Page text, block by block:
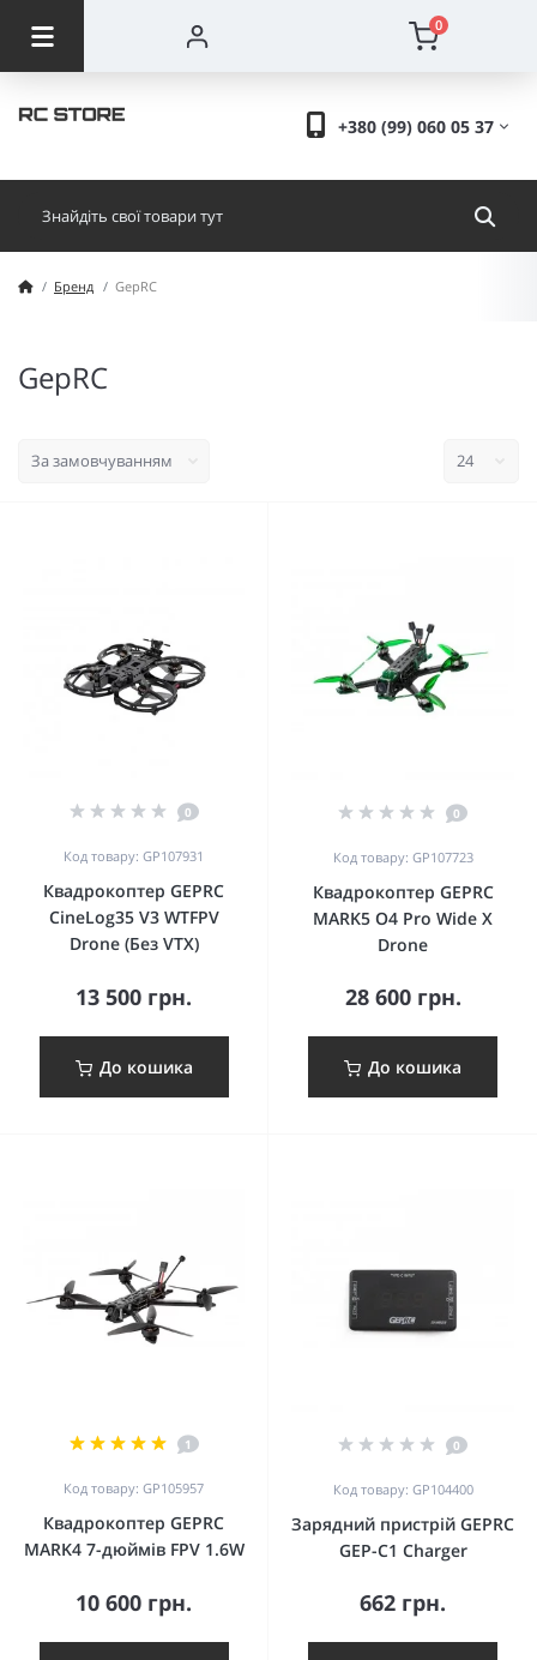
0
+380 (99) 060 05 37
Бренд GepRC
GepRC
0
Код товару: GP107931
Квадрокоптер GEPRC
CineLog35 V3 WTFPV
Drone (Без VTX)
13 500 грн.
До кошика
0
Код товару: GP107723
Квадрокоптер GEPRC
MARK5 O4 Pro Wide X
Drone
28 600 грн.
До кошика
1
Код товару: GP105957
Квадрокоптер GEPRC
MARK4 7-дюймів FPV 1.6W
10 600 грн.
0
Код товару: GP104400
Зарядний пристрій GEPRC
GEP-C1 Charger
662 грн.